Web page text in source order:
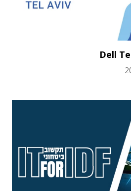
Dell